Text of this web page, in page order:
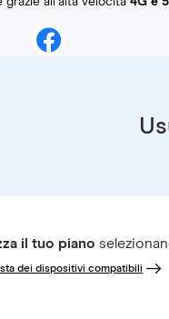
il tuo piano
dei dispositivi compatibili